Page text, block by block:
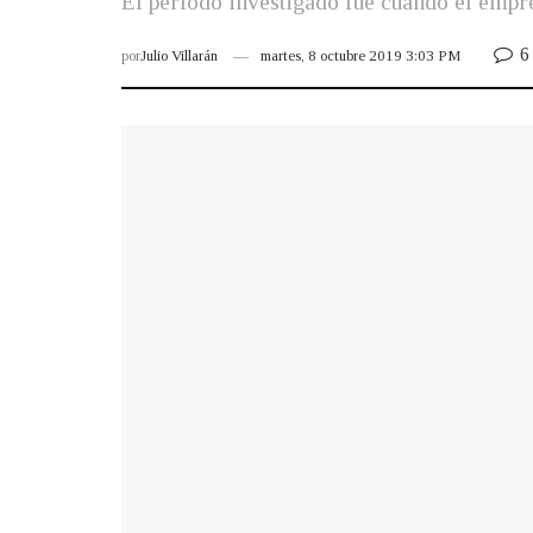
porJulio Villarán martes, 8 octubre 2019 3:03 PM 6